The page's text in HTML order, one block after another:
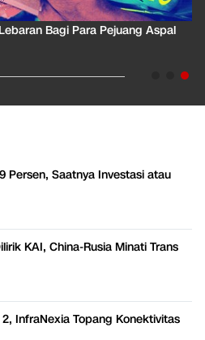
Bunga Acuan ke Cicilan KPR
Persen, Saatnya Investasi atau
KAI, China-Rusia Minati Trans
InfraNexia Topang Konektivitas